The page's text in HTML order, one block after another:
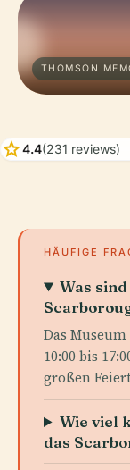
THOMSON
star4.4(231 reviews)
HÄUFIGE
Was
Das
10:00 bis
großen
Wie viel
das